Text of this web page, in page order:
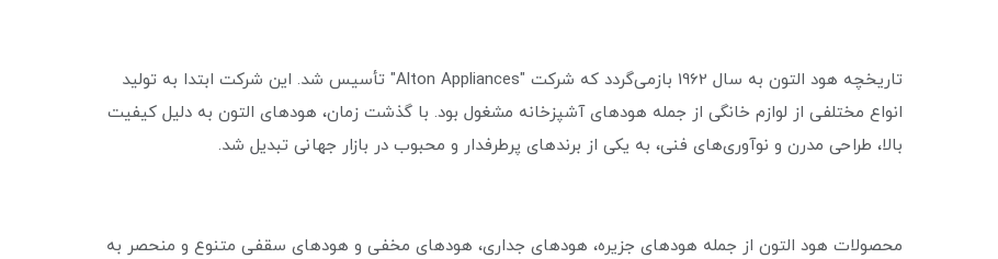
تاریخچه هود التون به سال 1962 بازمی‌گردد که شرکت "Alton Appliances" تأسیس شد. این شرکت ابتدا به تولید
انواع مختلفی از لوازم خانگی از جمله هود‌های آشپزخانه مشغول بود. با گذشت زمان، هود‌های التون به دلیل کیفیت
بالا، طراحی مدرن و نوآوری‌های فنی، به یکی از برندهای پرطرفدار و محبوب در بازار جهانی تبدیل شد.
محصولات هود التون از جمله هود‌های جزیره، هود‌های جداری، هود‌های مخفی و هود‌های سقفی متنوع و منحصر به